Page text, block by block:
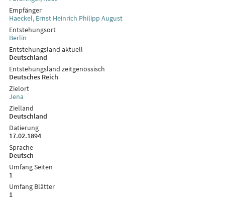
Empfänger
Haeckel, Ernst Heinrich Philipp August
Entstehungsort
Berlin
Entstehungsland aktuell
Deutschland
Entstehungsland zeitgenössisch
Deutsches Reich
Zielort
Jena
Zielland
Deutschland
Datierung
17.02.1894
Sprache
Deutsch
Umfang Seiten
1
Umfang Blätter
1